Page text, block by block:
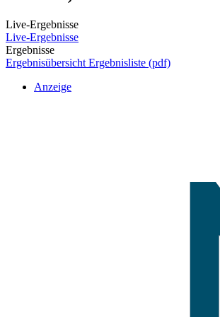
Live-Ergebnisse
Live-Ergebnisse
Ergebnisse
Ergebnisübersicht Ergebnisliste (pdf)
Anzeige